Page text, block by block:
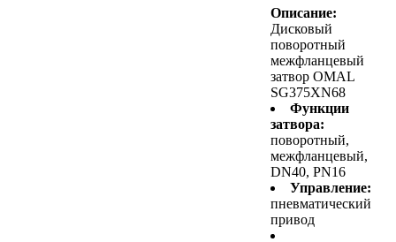
Описание:
Дисковый
поворотный
межфланцевый
затвор OMAL
SG375XN68
Функции
затвора:
поворотный,
межфланцевый,
DN40, PN16
Управление:
пневматический
привод